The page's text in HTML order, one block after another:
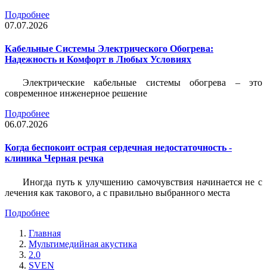
Подробнее
07.07.2026
Кабельные Системы Электрического Обогрева:
Надежность и Комфорт в Любых Условиях
Электрические кабельные системы обогрева – это
современное инженерное решение
Подробнее
06.07.2026
Когда беспокоит острая сердечная недостаточность -
клиника Черная речка
Иногда путь к улучшению самочувствия начинается не с
лечения как такового, а с правильно выбранного места
Подробнее
Главная
Мультимедийная акустика
2.0
SVEN